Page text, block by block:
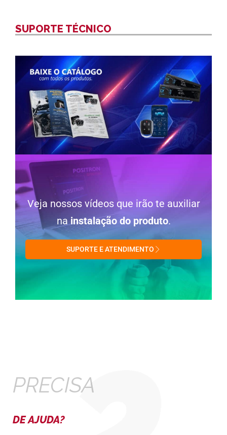
SUPORTE TÉCNICO
Veja nossos vídeos que irão te auxiliar
nainstalação do produto.
SUPORTE E ATENDIMENTO
PRECISA
DE AJUDA?